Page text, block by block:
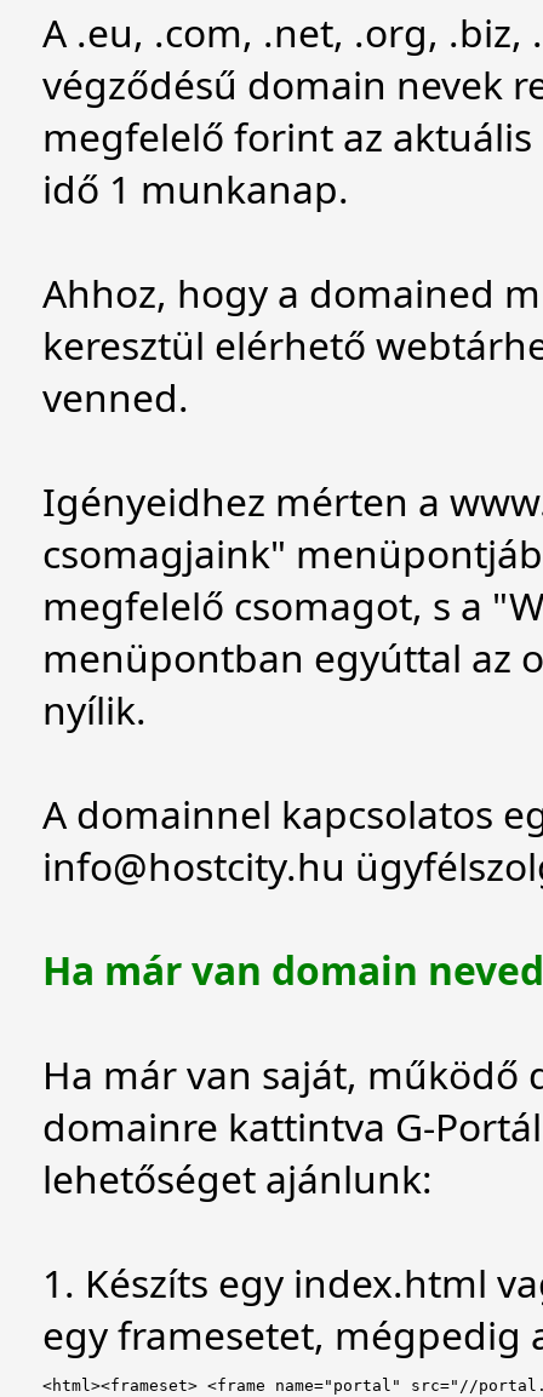
A .eu, .com, .net, .org,
végződésű domain nevek
megfelelő forint az
idő 1 munkanap.
Ahhoz, hogy a domained
keresztül elérhető
venned.
Igényeidhez mérten a
csomagjaink"
megfelelő csomagot, s a
menüpontban egyúttal az
nyílik.
A domainnel kapcsolatos
info@hostcity.hu
Ha már van domain neved
Ha már van saját, működő
domainre kattintva G-
lehetőséget ajánlunk:
1. Készíts egy index.html
egy framesetet, mégpedig
<html><frameset> <frame name="portal" src="//